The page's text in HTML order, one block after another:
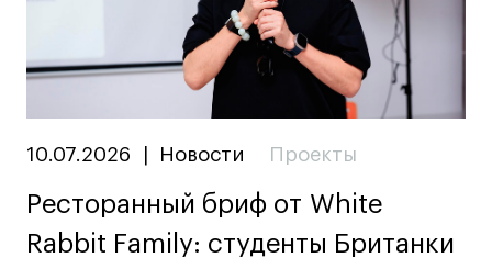
10.07.2026 Новости Проекты
Ресторанный бриф от White
Rabbit Family: студенты Британки